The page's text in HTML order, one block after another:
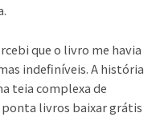
que o livro me havia
indefiníveis. A história
teia complexa de
livros baixar grátis